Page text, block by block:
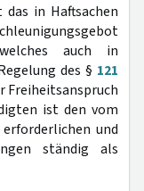
in Haftsachen
auch in
des § 121
Freiheitsanspruch
ist den vom
und
ständig als